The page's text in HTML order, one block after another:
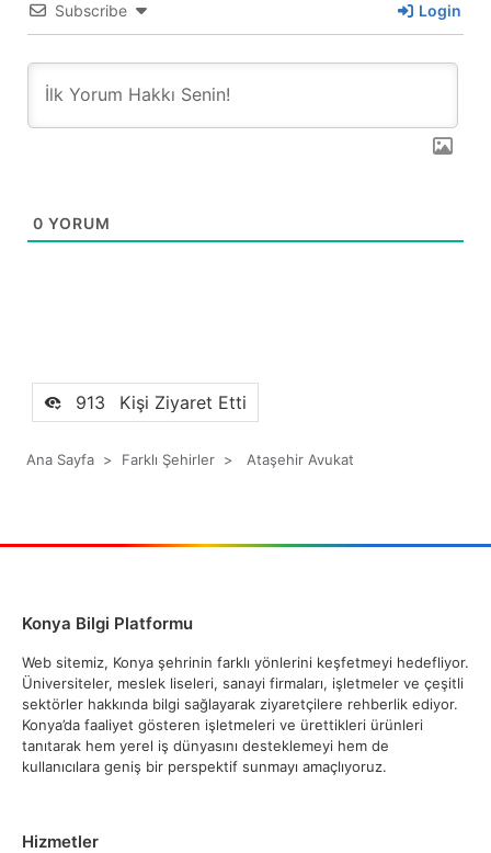
Subscribe Login
0 YORUM
913 Kişi Ziyaret Etti
Ana Sayfa > Farklı Şehirler > Ataşehir Avukat
Konya Bilgi Platformu
Web sitemiz, Konya şehrinin farklı yönlerini keşfetmeyi hedefliyor.
Üniversiteler, meslek liseleri, sanayi firmaları, işletmeler ve çeşitli
sektörler hakkında bilgi sağlayarak ziyaretçilere rehberlik ediyor.
Konya’da faaliyet gösteren işletmeleri ve ürettikleri ürünleri
tanıtarak hem yerel iş dünyasını desteklemeyi hem de
kullanıcılara geniş bir perspektif sunmayı amaçlıyoruz.
Hizmetler